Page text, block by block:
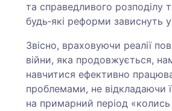
та справедливого розподілу
будь‑які реформи зависнуть
Звісно, враховуючи реалії
війни, яка продовжується,
навчитися ефективно
проблемами, не відкладаючи
на примарний період «колись